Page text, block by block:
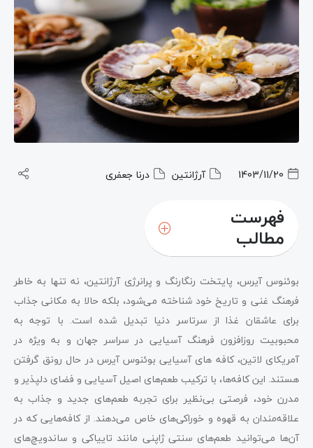
1403/11/20 آرژانتین درنا جعفری
فهرست
مطالب
کافه‌نشینی ژاپنی
2. Café Seúl: کافه سئول یکی از بهترین کافه های
آسیایی بوئنوس آیرس
3. Ao Kuma Café: دنیایی از لطافت و زیبایی در قلب
بوئنوس آیرس
4. San Café: یک تجربه بی‌نظیر از قهوه و شیرینی‌های
ژاپنی در بوئنوس آیرس
بوئنوس آیرس، پایتخت رنگارنگ و پرانرژی آرژانتین، نه تنها به خاطر
فرهنگ غنی و تاریخ خود شناخته می‌شود، بلکه حالا به مکانی جذاب
برای عاشقان غذا از سرتاسر دنیا تبدیل شده است. با توجه به
محبوبیت روزافزون فرهنگ آسیایی در سراسر جهان و به ویژه در
آمریکای لاتین، کافه‌ های آسیایی بوئنوس آیرس در حال رونق گرفتن
هستند. این کافه‌ها، با ترکیب طعم‌های اصیل آسیایی و فضای دلپذیر و
مدرن خود، فرصتی بی‌نظیر برای تجربه طعم‌های جدید و جذاب به
علاقه‌مندان به قهوه و خوراکی‌های خاص می‌دهند. از کافه‌هایی که در
آن‌ها می‌توانید طعم‌های سنتی ژاپنی مانند تاییاکی و ساندویچ‌های